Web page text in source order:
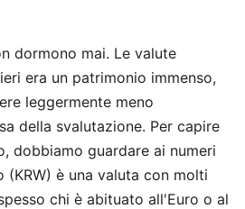
dormono mai. Le valute
era un patrimonio immenso,
leggermente meno
della svalutazione. Per capire
dobbiamo guardare ai numeri
(KRW) è una valuta con molti
chi è abituato all'Euro o al